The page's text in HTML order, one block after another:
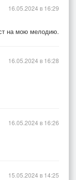
на мою мелодию.
16.05.2024 в 16:29
16.05.2024 в 16:28
16.05.2024 в 16:26
15.05.2024 в 14:25